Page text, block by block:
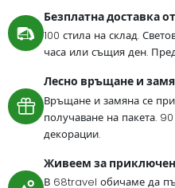
Безплатна доставка
100 стила на склад.
часа или същия ден.
Лесно връщане и
Връщане и замяна се
получаване на пакета.
декорации.
Живеем за
В 68travel обичаме да